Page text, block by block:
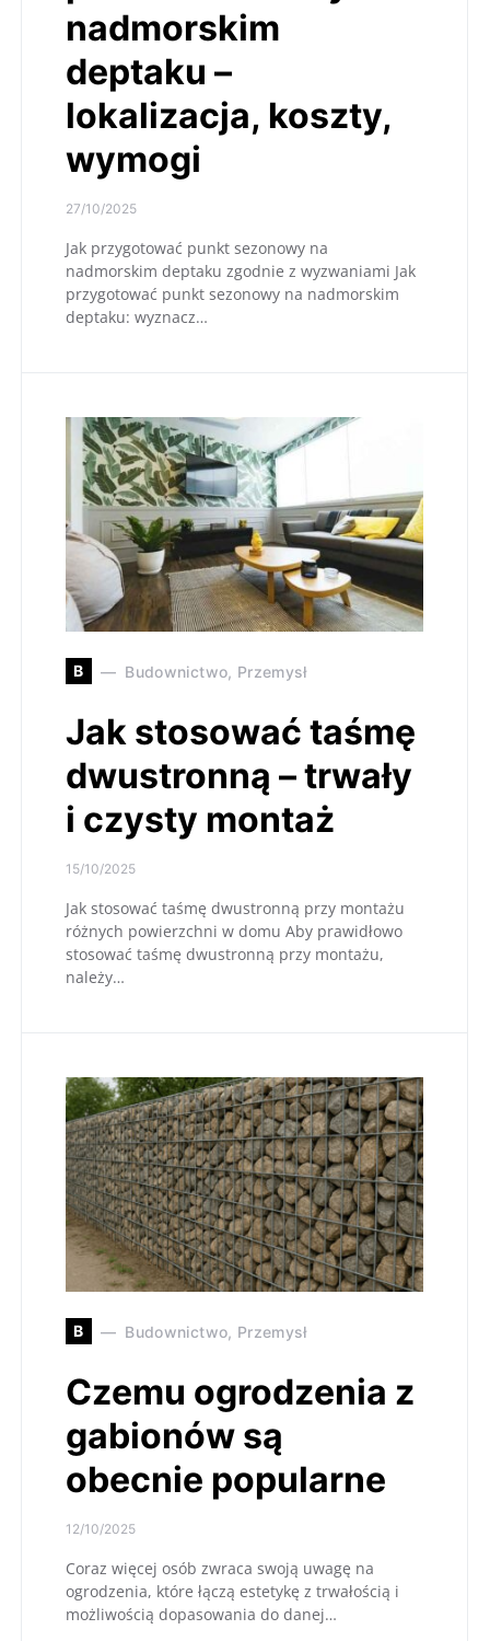
nadmorskim
deptaku –
lokalizacja, koszty,
wymogi
27/10/2025
Jak przygotować punkt sezonowy na
nadmorskim deptaku zgodnie z wyzwaniami Jak
przygotować punkt sezonowy na nadmorskim
deptaku: wyznacz…
B Budownictwo, Przemysł
Jak stosować taśmę
dwustronną – trwały
i czysty montaż
15/10/2025
Jak stosować taśmę dwustronną przy montażu
różnych powierzchni w domu Aby prawidłowo
stosować taśmę dwustronną przy montażu,
należy…
B Budownictwo, Przemysł
Czemu ogrodzenia z
gabionów są
obecnie popularne
12/10/2025
Coraz więcej osób zwraca swoją uwagę na
ogrodzenia, które łączą estetykę z trwałością i
możliwością dopasowania do danej…